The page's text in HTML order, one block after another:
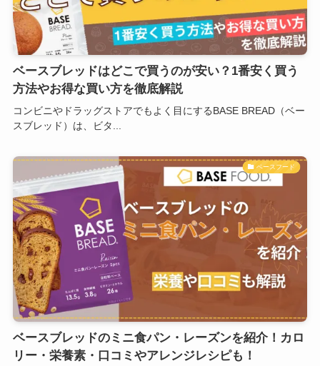
ベースブレッドはどこで買うのが安い？1番安く買う
方法やお得な買い方を徹底解説
コンビニやドラッグストアでもよく目にするBASE BREAD（ベー
スブレッド）は、ビタ...
ベースフード
ベースブレッドのミニ食パン・レーズンを紹介！カロ
リー・栄養素・口コミやアレンジレシピも！